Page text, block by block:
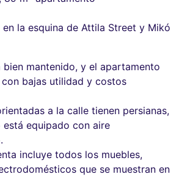
la esquina de Attila Street y Mikó
mantenido, y el apartamento
bajas utilidad y costos
a la calle tienen persianas,
equipado con aire
incluye todos los muebles,
que se muestran en